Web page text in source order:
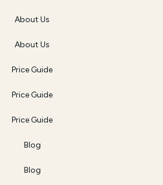
About Us
About Us
Price Guide
Price Guide
Price Guide
Blog
Blog